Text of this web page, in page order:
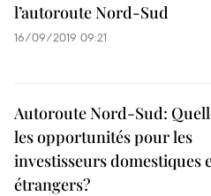
l’autoroute Nord-Sud
16/09/2019 09:21
Autoroute Nord-Sud:
les opportunités pour les
investisseurs domestiques
étrangers?